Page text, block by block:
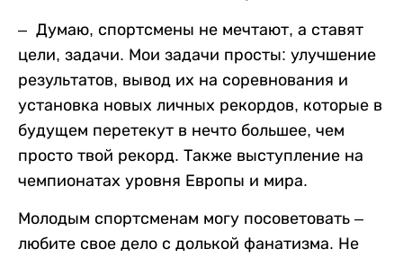
– Думаю, спортсмены не мечтают, а ставят
цели, задачи. Мои задачи просты: улучшение
результатов, вывод их на соревнования и
установка новых личных рекордов, которые в
будущем перетекут в нечто большее, чем
просто твой рекорд. Также выступление на
чемпионатах уровня Европы и мира.
Молодым спортсменам могу посоветовать –
любите свое дело с долькой фанатизма. Не